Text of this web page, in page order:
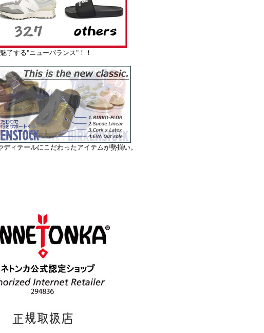
了する"ニューバランス"！！
ィテールにこだわったアイテムが勢揃い。